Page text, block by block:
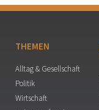
THEMEN
Alltag & Gesellschaft
Politik
Wirtschaft